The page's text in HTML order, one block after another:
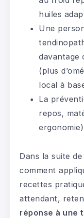
huiles
Une
davantage
(plus
local à
La
repos,
Dans la suite
comment
recettes
attendant,
réponse à une